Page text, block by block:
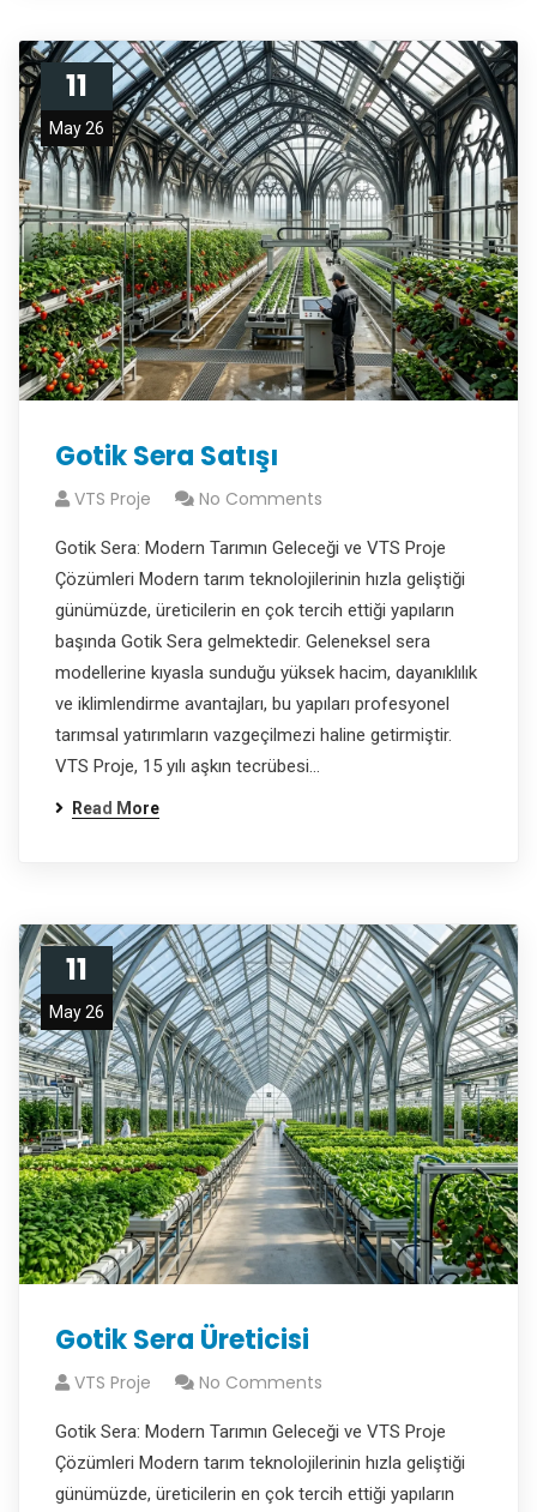
11
May 26
Gotik Sera Satışı
VTS Proje No Comments
Gotik Sera: Modern Tarımın Geleceği ve VTS Proje
Çözümleri Modern tarım teknolojilerinin hızla geliştiği
günümüzde, üreticilerin en çok tercih ettiği yapıların
başında Gotik Sera gelmektedir. Geleneksel sera
modellerine kıyasla sunduğu yüksek hacim, dayanıklılık
ve iklimlendirme avantajları, bu yapıları profesyonel
tarımsal yatırımların vazgeçilmezi haline getirmiştir.
VTS Proje, 15 yılı aşkın tecrübesi…
Read More
11
May 26
Gotik Sera Üreticisi
VTS Proje No Comments
Gotik Sera: Modern Tarımın Geleceği ve VTS Proje
Çözümleri Modern tarım teknolojilerinin hızla geliştiği
günümüzde, üreticilerin en çok tercih ettiği yapıların